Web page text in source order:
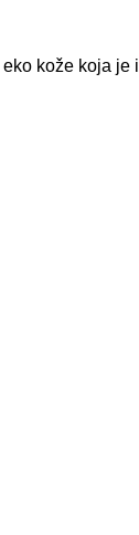
eko kože koja je